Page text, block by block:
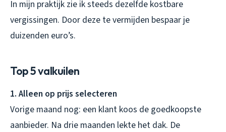
In mijn praktijk zie ik steeds dezelfde kostbare
vergissingen. Door deze te vermijden bespaar je
duizenden euro’s.
Top 5 valkuilen
1. Alleen op prijs selecteren
Vorige maand nog: een klant koos de goedkoopste
aanbieder. Na drie maanden lekte het dak. De